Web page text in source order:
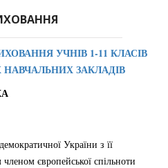
УЧНІВ 1-11 КЛАСІВ
НАВЧАЛЬНИХ ЗАКЛАДІВ
України з її
європейської спільноти